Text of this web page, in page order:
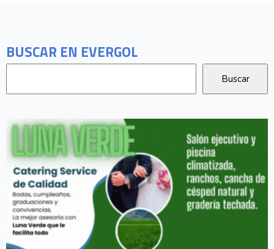
BUSCAR EN EVERGOL